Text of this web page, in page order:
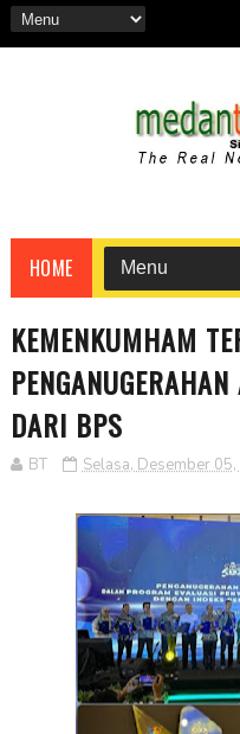
HOME
KEMENKUMHAM
DARI BPS
BT Selasa, Desember